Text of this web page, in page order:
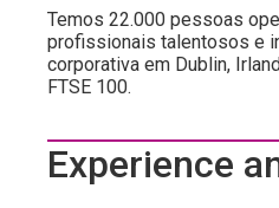
Temos 22.000 pessoas
profissionais talentosos e
corporativa em Dublin,
FTSE 100.
Experience